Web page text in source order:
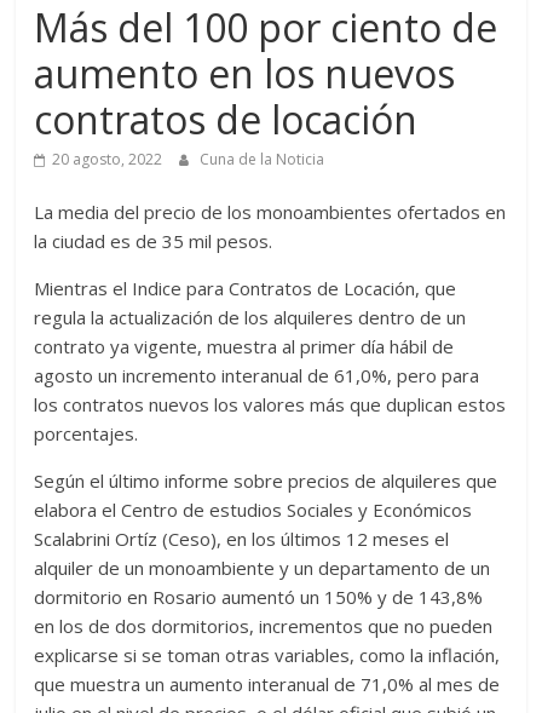
Más del 100 por ciento de
aumento en los nuevos
contratos de locación
20 agosto, 2022 Cuna de la Noticia
La media del precio de los monoambientes ofertados en
la ciudad es de 35 mil pesos.
Mientras el Indice para Contratos de Locación, que
regula la actualización de los alquileres dentro de un
contrato ya vigente, muestra al primer día hábil de
agosto un incremento interanual de 61,0%, pero para
los contratos nuevos los valores más que duplican estos
porcentajes.
Según el último informe sobre precios de alquileres que
elabora el Centro de estudios Sociales y Económicos
Scalabrini Ortíz (Ceso), en los últimos 12 meses el
alquiler de un monoambiente y un departamento de un
dormitorio en Rosario aumentó un 150% y de 143,8%
en los de dos dormitorios, incrementos que no pueden
explicarse si se toman otras variables, como la inflación,
que muestra un aumento interanual de 71,0% al mes de